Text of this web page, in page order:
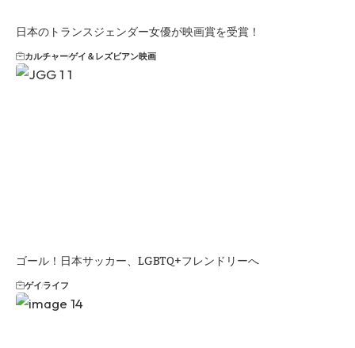
日本のトランスジェンダー女優が映画賞を受賞！
カルチャーゲイ＆レズビアン映画
ゴール！日本サッカー、LGBTQ+フレンドリーへ
ゲイライフ